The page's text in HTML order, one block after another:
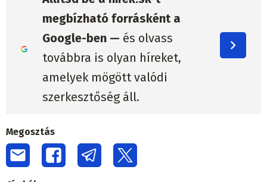
megbízható forrásként a
Google-ben — és olvass
továbbra is olyan híreket,
amelyek mögött valódi
szerkesztőség áll.
Megosztás